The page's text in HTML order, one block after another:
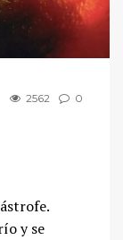
2562 0
y se